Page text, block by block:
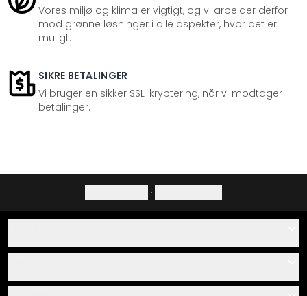
Vores miljø og klima er vigtigt, og vi arbejder derfor
mod grønne løsninger i alle aspekter, hvor det er
muligt.
SIKRE BETALINGER
Vi bruger en sikker SSL-kryptering, når vi modtager
betalinger.
·
Om os